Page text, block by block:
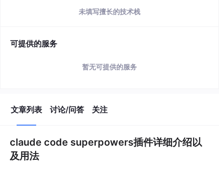
未填写擅长的技术栈
可提供的服务
暂无可提供的服务
文章列表 讨论/问答 关注
claude code superpowers插件详细介绍以
及用法